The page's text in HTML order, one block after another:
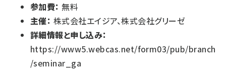
参加費： 無料
主催： 株式会社エイジア、株式会社グリーゼ
詳細情報と申し込み：
https://www5.webcas.net/form03/pub/branch
/seminar_ga